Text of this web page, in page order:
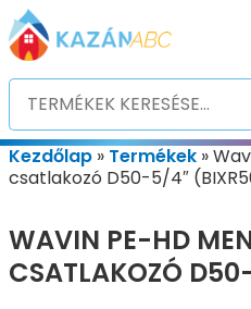
Kezdőlap » Termékek »
csatlakozó D50-5/4″
WAVIN PE-HD
CSATLAKOZÓ